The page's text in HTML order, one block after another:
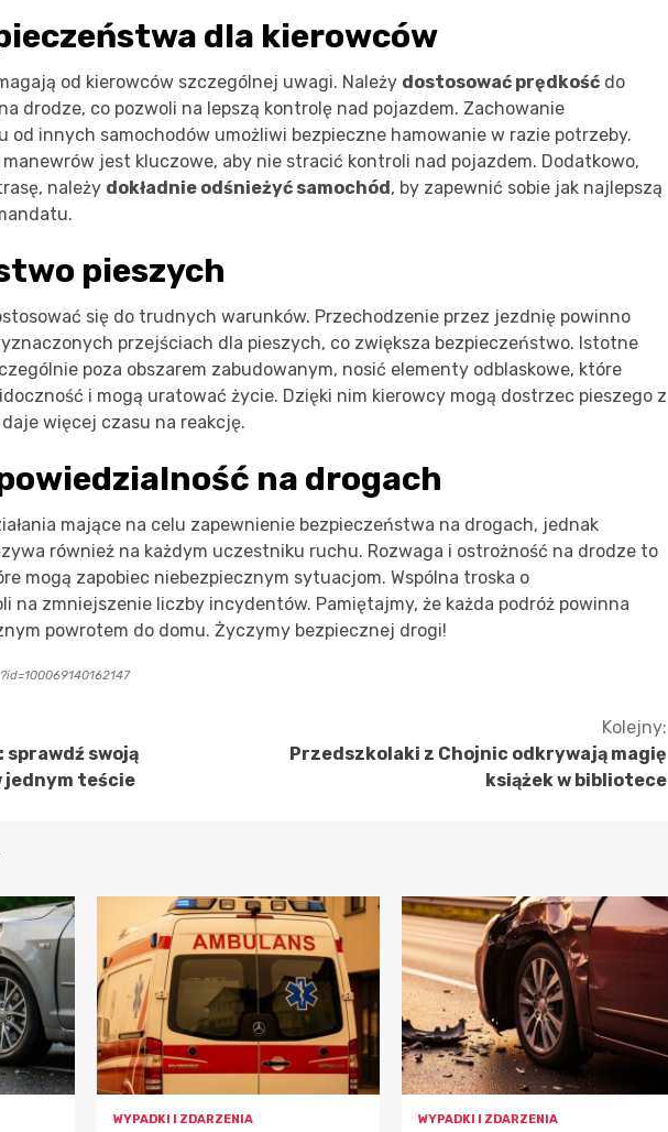
dla kierowców
od kierowców szczególnej uwagi. Należy dostosować prędkość do
drodze, co pozwoli na lepszą kontrolę nad pojazdem. Zachowanie
od innych samochodów umożliwi bezpieczne hamowanie w razie potrzeby.
jest kluczowe, aby nie stracić kontroli nad pojazdem. Dodatkowo,
należy dokładnie odśnieżyć samochód, by zapewnić sobie jak najlepszą
pieszych
się do trudnych warunków. Przechodzenie przez jezdnię powinno
przejściach dla pieszych, co zwiększa bezpieczeństwo. Istotne
poza obszarem zabudowanym, nosić elementy odblaskowe, które
i mogą uratować życie. Dzięki nim kierowcy mogą dostrzec pieszego z
więcej czasu na reakcję.
na drogach
mające na celu zapewnienie bezpieczeństwa na drogach, jednak
również na każdym uczestniku ruchu. Rozwaga i ostrożność na drodze to
mogą zapobiec niebezpiecznym sytuacjom. Wspólna troska o
na zmniejszenie liczby incydentów. Pamiętajmy, że każda podróż powinna
powrotem do domu. Życzymy bezpiecznej drogi!
swoją
jednym teście
Kolejny:
Przedszkolaki z Chojnic odkrywają magię
książek w bibliotece
WYPADKI I ZDARZENIA WYPADKI I ZDARZENIA